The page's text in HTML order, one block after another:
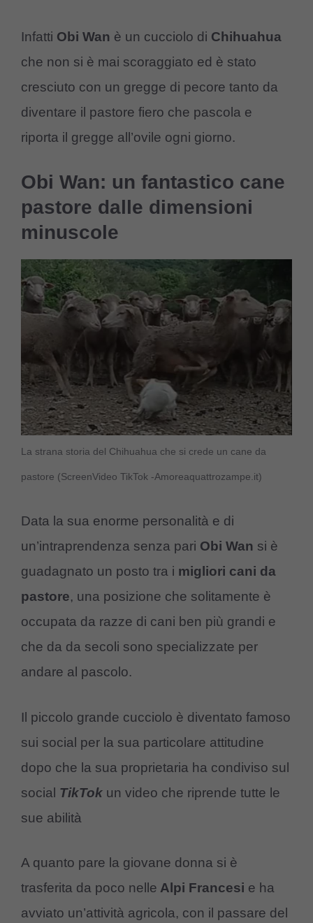
Infatti Obi Wan è un cucciolo di Chihuahua
che non si è mai scoraggiato ed è stato
cresciuto con un gregge di pecore tanto da
diventare il pastore fiero che pascola e
riporta il gregge all’ovile ogni giorno.
Obi Wan: un fantastico cane
pastore dalle dimensioni
minuscole
La strana storia del Chihuahua che si crede un cane da
pastore (ScreenVideo TikTok -Amoreaquattrozampe.it)
Data la sua enorme personalità e di
un’intraprendenza senza pari Obi Wan si è
guadagnato un posto tra i migliori cani da
pastore, una posizione che solitamente è
occupata da razze di cani ben più grandi e
che da da secoli sono specializzate per
andare al pascolo.
Il piccolo grande cucciolo è diventato famoso
sui social per la sua particolare attitudine
dopo che la sua proprietaria ha condiviso sul
social TikTok un video che riprende tutte le
sue abilità
A quanto pare la giovane donna si è
trasferita da poco nelle Alpi Francesi e ha
avviato un’attività agricola, con il passare del